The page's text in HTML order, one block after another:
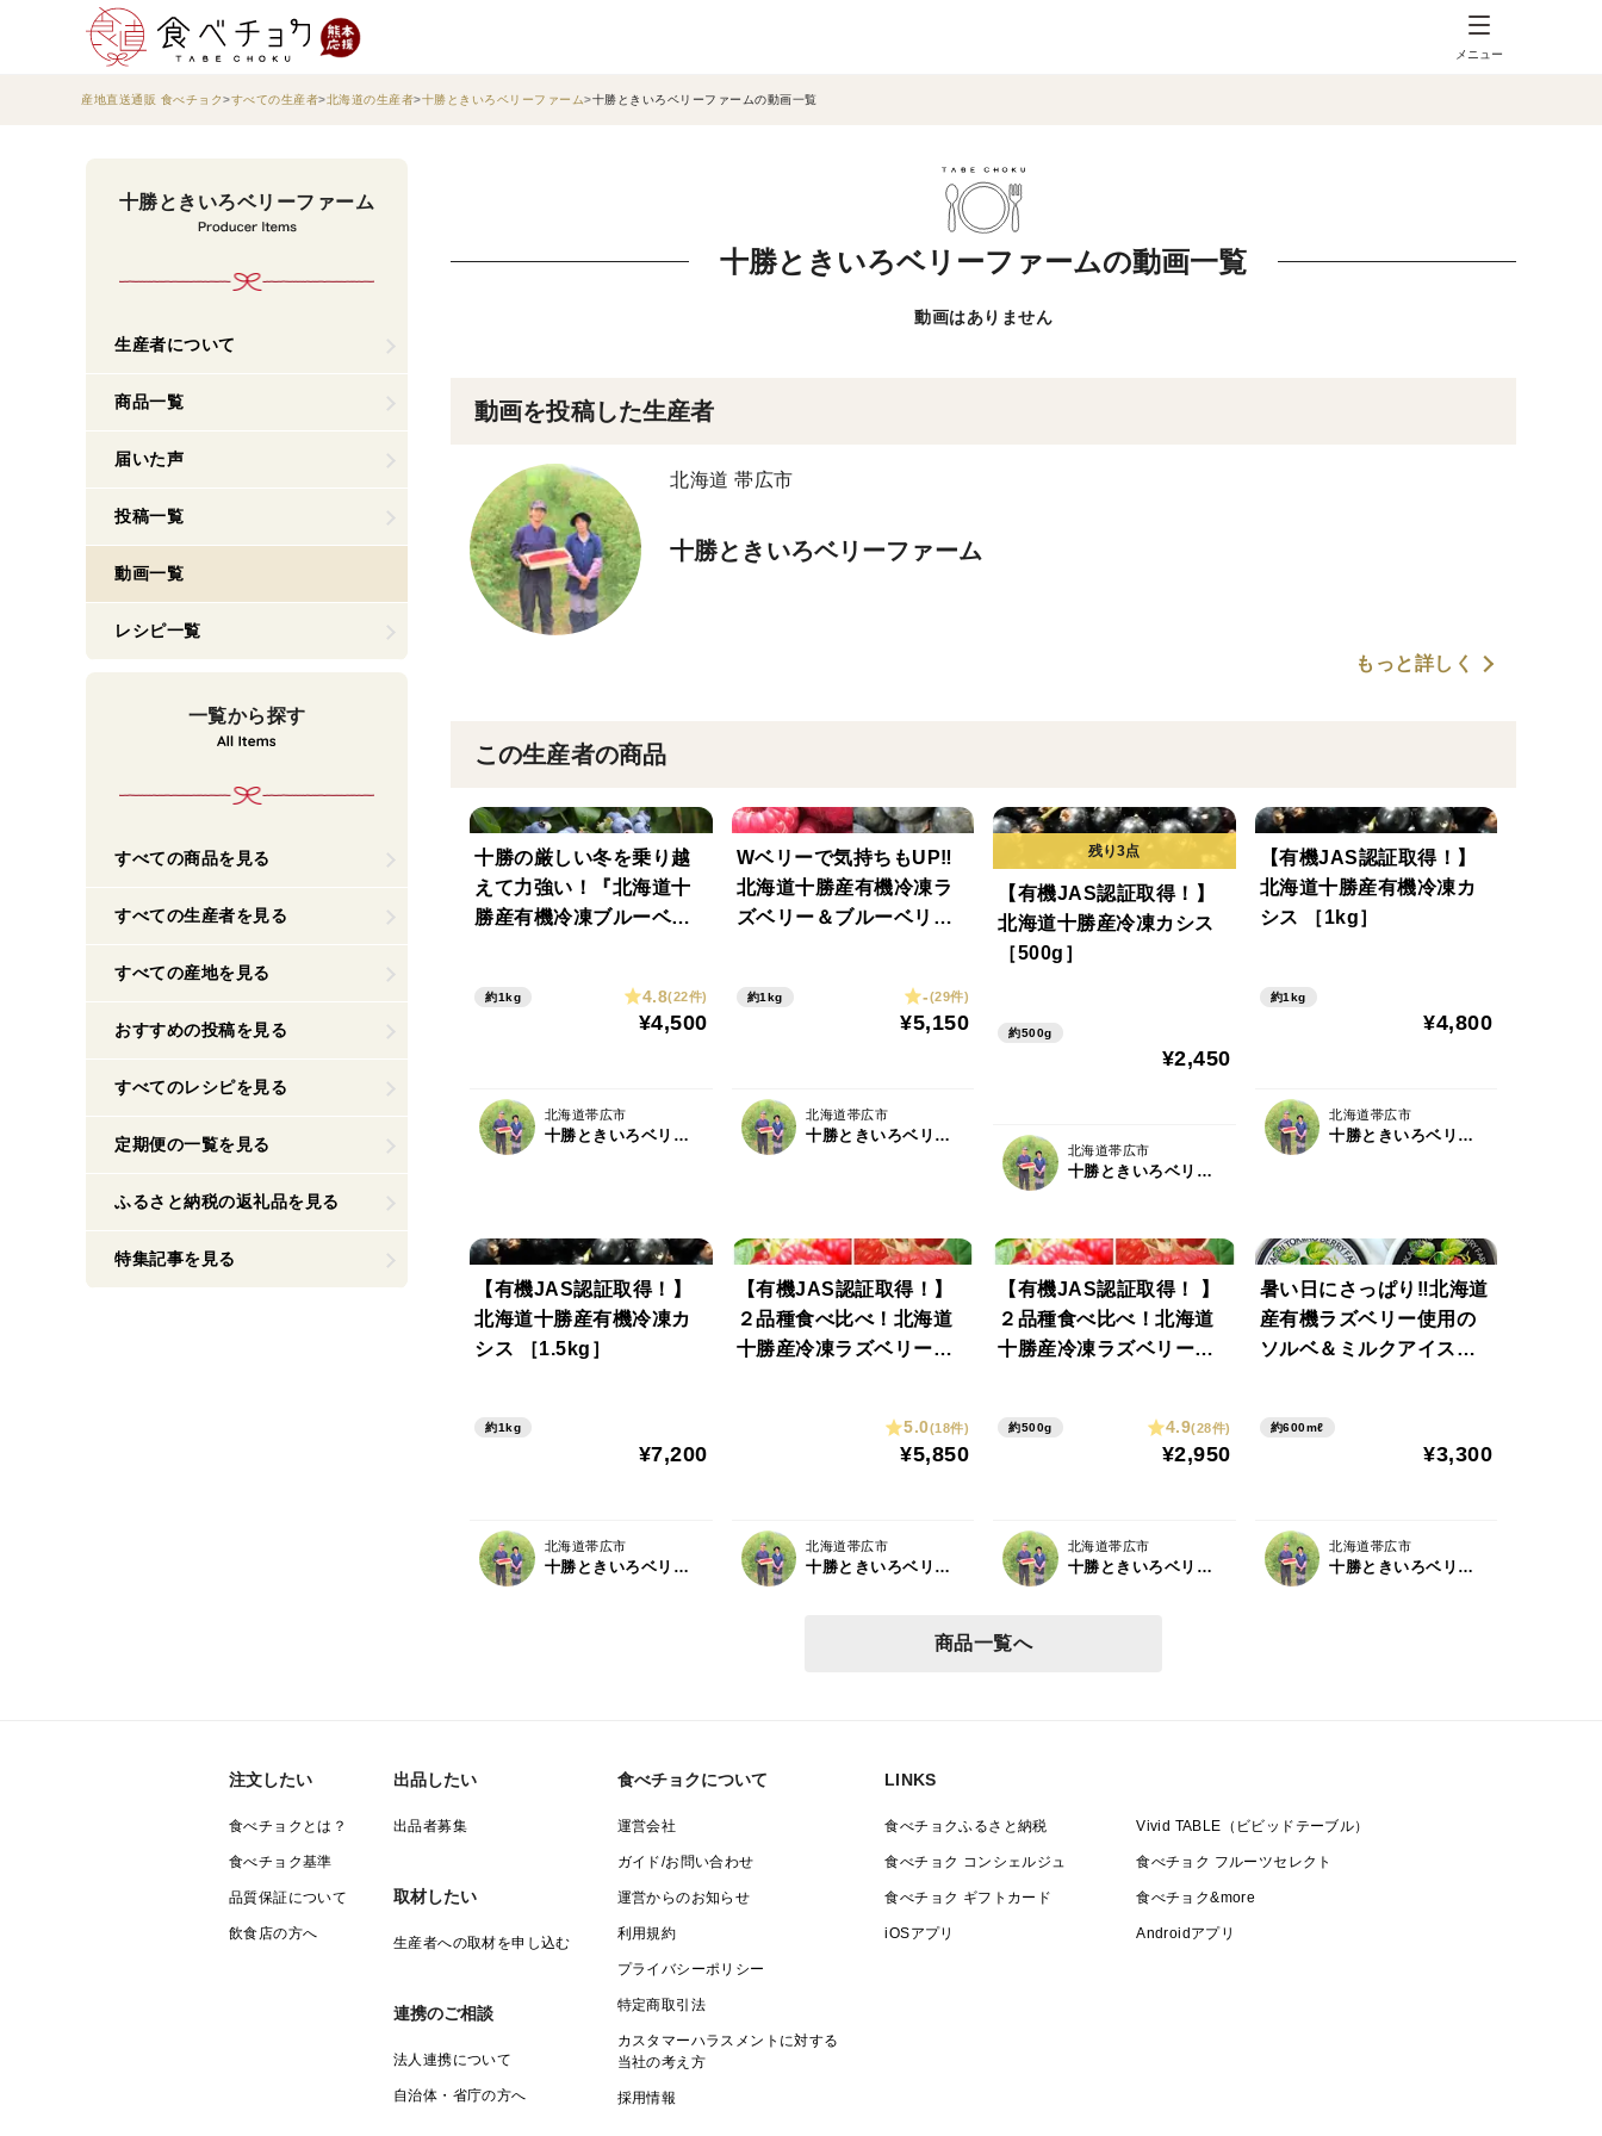
メニュー
産地直送通販 食べチョク すべての生産者 北海道の生産者 十勝ときいろベリーファーム 十勝ときいろベリーファームの動画一覧
十勝ときいろベリーファーム
生産者について
商品一覧
届いた声
投稿一覧
動画一覧
レシピ一覧
一覧から探す
すべての商品を見る
すべての生産者を見る
すべての産地を見る
おすすめの投稿を見る
すべてのレシピを見る
定期便の一覧を見る
ふるさと納税の返礼品を見る
特集記事を見る
十勝ときいろベリーファームの動画一覧
動画はありません
動画を投稿した生産者
北海道 帯広市
十勝ときいろベリーファーム
もっと詳しく
この生産者の商品
十勝の厳しい冬を乗り越
えて力強い！『北海道十
勝産有機冷凍ブルーベリ
約1kg 4.8(22件)
¥4,500
北海道帯広市
十勝ときいろベリーファーム
Wベリーで気持ちもUP‼
北海道十勝産有機冷凍ラ
ズベリー＆ブルーベリー
約1kg -(29件)
¥5,150
北海道帯広市
十勝ときいろベリーファーム
【有機JAS認証取得！】
北海道十勝産冷凍カシス
［500g］
約500g
¥2,450
北海道帯広市
十勝ときいろベリーファーム
【有機JAS認証取得！】
北海道十勝産有機冷凍カ
シス ［1kg］
約1kg
¥4,800
北海道帯広市
十勝ときいろベリーファーム
【有機JAS認証取得！】
北海道十勝産有機冷凍カ
シス ［1.5kg］
約1kg
¥7,200
北海道帯広市
十勝ときいろベリーファーム
【有機JAS認証取得！】
２品種食べ比べ！北海道
十勝産冷凍ラズベリー
5.0(18件)
¥5,850
北海道帯広市
十勝ときいろベリーファーム
【有機JAS認証取得！ 】
２品種食べ比べ！北海道
十勝産冷凍ラズベリー
約500g 4.9(28件)
¥2,950
北海道帯広市
十勝ときいろベリーファーム
暑い日にさっぱり‼北海道
産有機ラズベリー使用の
ソルベ＆ミルクアイスセ
約600mℓ
¥3,300
北海道帯広市
十勝ときいろベリーファーム
商品一覧へ
注文したい
食べチョクとは？
食べチョク基準
品質保証について
飲食店の方へ
出品したい
出品者募集
取材したい
生産者への取材を申し込む
連携のご相談
法人連携について
自治体・省庁の方へ
食べチョクについて
運営会社
ガイド/お問い合わせ
運営からのお知らせ
利用規約
プライバシーポリシー
特定商取引法
カスタマーハラスメントに対する
当社の考え方
採用情報
LINKS
食べチョクふるさと納税 Vivid TABLE（ビビッドテーブル）
食べチョク コンシェルジュ 食べチョク フルーツセレクト
食べチョク ギフトカード 食べチョク&more
iOSアプリ Androidアプリ